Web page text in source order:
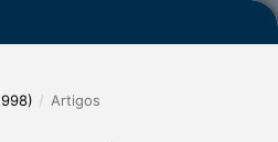
/ Artigos